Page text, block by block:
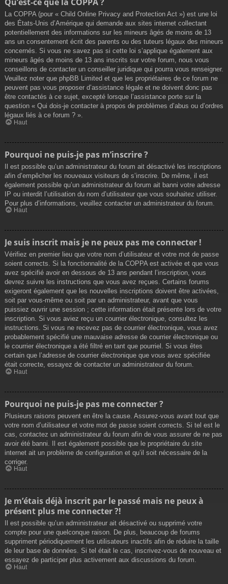
La COPPA (pour « Child Online Privacy and Protection Act ») est une loi
des États-Unis d’Amérique qui demande aux sites internet collectant
potentiellement des informations sur les mineurs âgés de moins de 13
ans un consentement écrit des parents ou des tuteurs légaux des mineurs
concernés. Si vous ne savez pas si cette loi s’applique également aux
mineurs âgés de moins de 13 ans inscrits sur votre forum, nous vous
conseillons de contacter un conseiller juridique qui pourra vous renseigner.
Veuillez noter que phpBB Limited et que les propriétaires de ce forum ne
peuvent pas vous proposer d’assistance légale et ne doivent donc pas
être contactés à ce sujet, excepté lorsque l’assistance porte sur la
question « Qui dois-je contacter à propos de problèmes d’abus ou d’ordres
légaux liés à ce forum ? ».
Haut
Pourquoi ne puis-je pas m’inscrire ?
Il est possible qu’un administrateur du forum ait désactivé les inscriptions
afin d’empêcher les nouveaux visiteurs de s’inscrire. De même, il est
également possible qu’un administrateur du forum ait banni votre adresse
IP ou interdit l’utilisation du nom d’utilisateur que vous souhaitez utiliser.
Pour plus d’informations, veuillez contacter un administrateur du forum.
Haut
Je suis inscrit mais je ne peux pas me connecter !
Vérifiez en premier lieu que votre nom d’utilisateur et votre mot de passe
soient corrects. Si la fonctionnalité de la COPPA est activée et que vous
avez spécifié avoir en dessous de 13 ans pendant l’inscription, vous
devrez suivre les instructions que vous avez reçues. Certains forums
exigeront également que les nouvelles inscriptions doivent être activées,
soit par vous-même ou soit par un administrateur, avant que vous
puissiez ouvrir une session ; cette information était présente lors de votre
inscription. Si vous aviez reçu un courrier électronique, consultez les
instructions. Si vous ne recevez pas de courrier électronique, vous avez
probablement spécifié une mauvaise adresse de courrier électronique ou
le courrier électronique a été filtré en tant que pourriel. Si vous êtes
certain que l’adresse de courrier électronique que vous avez spécifiée
était correcte, essayez de contacter un administrateur du forum.
Haut
Pourquoi ne puis-je pas me connecter ?
Plusieurs raisons peuvent en être la cause. Assurez-vous avant tout que
votre nom d’utilisateur et votre mot de passe soient corrects. Si tel est le
cas, contactez un administrateur du forum afin de vous assurer de ne pas
avoir été banni. Il est également possible que le propriétaire du site
internet ait un problème de configuration et qu’il soit nécessaire de la
corriger.
Haut
Je m’étais déjà inscrit par le passé mais ne peux à
présent plus me connecter ?!
Il est possible qu’un administrateur ait désactivé ou supprimé votre
compte pour une quelconque raison. De plus, beaucoup de forums
suppriment périodiquement les utilisateurs inactifs afin de réduire la taille
de leur base de données. Si tel était le cas, inscrivez-vous de nouveau et
essayez de participer plus activement aux discussions du forum.
Haut